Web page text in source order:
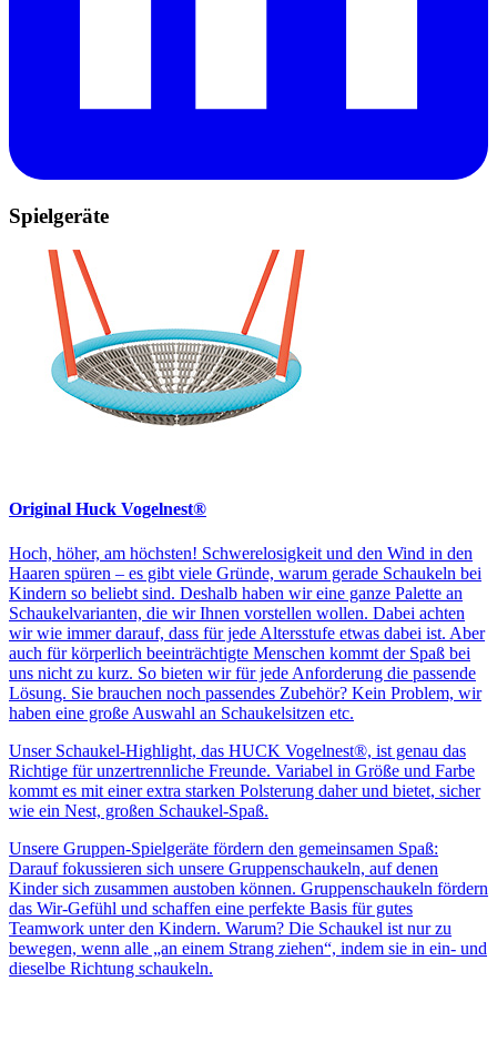
Spielgeräte
Original Huck Vogelnest®
Hoch, höher, am höchsten! Schwerelosigkeit und den Wind in den
Haaren spüren – es gibt viele Gründe, warum gerade Schaukeln bei
Kindern so beliebt sind. Deshalb haben wir eine ganze Palette an
Schaukelvarianten, die wir Ihnen vorstellen wollen. Dabei achten
wir wie immer darauf, dass für jede Altersstufe etwas dabei ist. Aber
auch für körperlich beeinträchtigte Menschen kommt der Spaß bei
uns nicht zu kurz. So bieten wir für jede Anforderung die passende
Lösung. Sie brauchen noch passendes Zubehör? Kein Problem, wir
haben eine große Auswahl an Schaukelsitzen etc.
Unser Schaukel-Highlight, das HUCK Vogelnest®, ist genau das
Richtige für unzertrennliche Freunde. Variabel in Größe und Farbe
kommt es mit einer extra starken Polsterung daher und bietet, sicher
wie ein Nest, großen Schaukel-Spaß.
Unsere Gruppen-Spielgeräte fördern den gemeinsamen Spaß:
Darauf fokussieren sich unsere Gruppenschaukeln, auf denen
Kinder sich zusammen austoben können. Gruppenschaukeln fördern
das Wir-Gefühl und schaffen eine perfekte Basis für gutes
Teamwork unter den Kindern. Warum? Die Schaukel ist nur zu
bewegen, wenn alle „an einem Strang ziehen“, indem sie in ein- und
dieselbe Richtung schaukeln.